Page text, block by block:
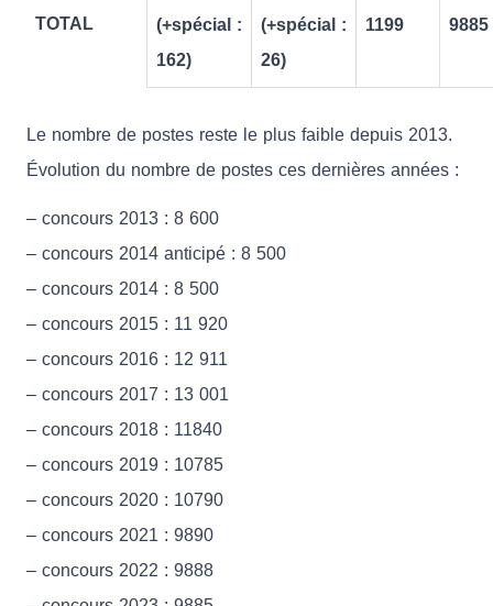
TOTAL
(+spécial :
162)
(+spécial :
26)
1199 9885
Le nombre de postes reste le plus faible depuis 2013.
Évolution du nombre de postes ces dernières années :
– concours 2013 : 8 600
– concours 2014 anticipé : 8 500
– concours 2014 : 8 500
– concours 2015 : 11 920
– concours 2016 : 12 911
– concours 2017 : 13 001
– concours 2018 : 11840
– concours 2019 : 10785
– concours 2020 : 10790
– concours 2021 : 9890
– concours 2022 : 9888